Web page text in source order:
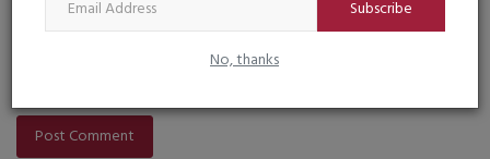
Subscribe
No, thanks
Post Comment